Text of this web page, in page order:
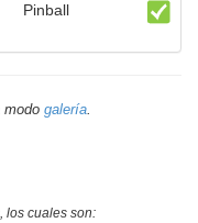
Pinball
modo galería.
los cuales son: